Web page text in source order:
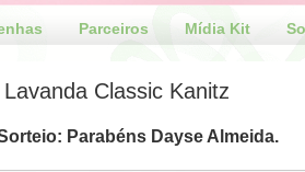
Parceiros Mídia Kit
Classic Kanitz
Parabéns Dayse Almeida.